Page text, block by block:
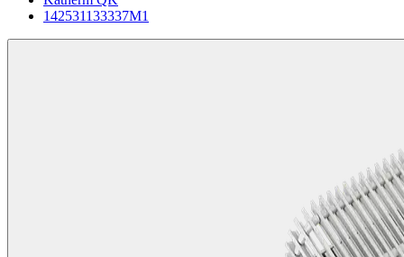
142531133337M1